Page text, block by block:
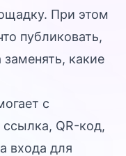
При этом
публиковать,
заменять, какие
с
ссылка, QR-код,
входа для